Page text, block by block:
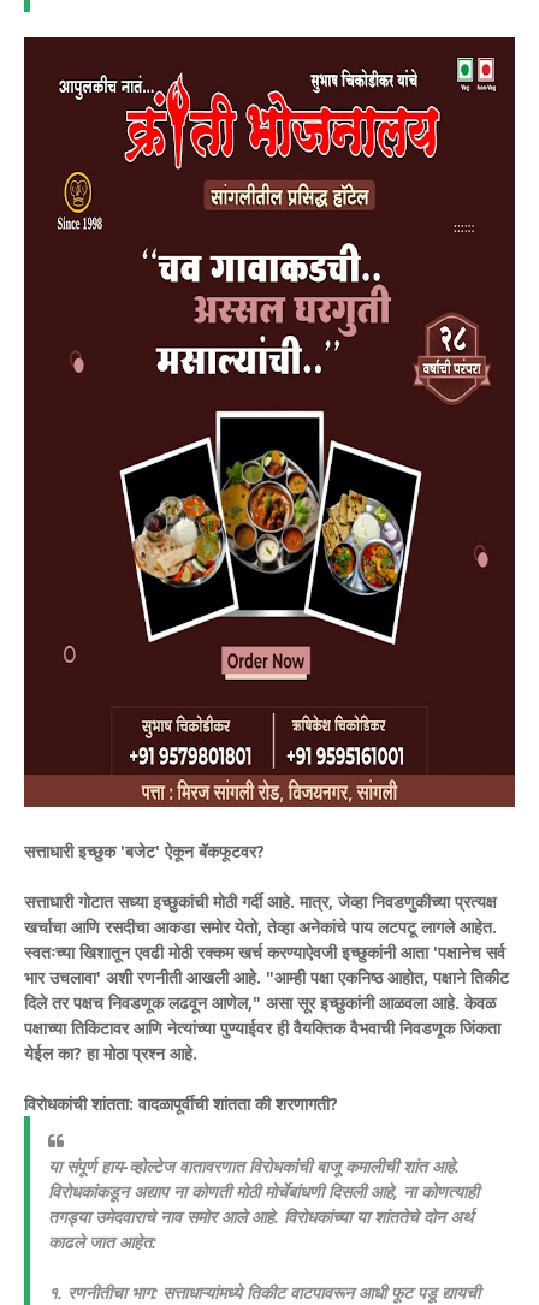
​सत्ताधारी इच्छुक 'बजेट' ऐकून बॅकफूटवर?
​सत्ताधारी गोटात सध्या इच्छुकांची मोठी गर्दी आहे. मात्र, जेव्हा निवडणुकीच्या प्रत्यक्ष
खर्चाचा आणि रसदीचा आकडा समोर येतो, तेव्हा अनेकांचे पाय लटपटू लागले आहेत.
स्वतःच्या खिशातून एवढी मोठी रक्कम खर्च करण्याऐवजी इच्छुकांनी आता 'पक्षानेच सर्व
भार उचलावा' अशी रणनीती आखली आहे. "आम्ही पक्षा एकनिष्ठ आहोत, पक्षाने तिकीट
दिले तर पक्षच निवडणूक लढवून आणेल," असा सूर इच्छुकांनी आळवला आहे. केवळ
पक्षाच्या तिकिटावर आणि नेत्यांच्या पुण्याईवर ही वैयक्तिक वैभवाची निवडणूक जिंकता
येईल का? हा मोठा प्रश्न आहे.
​विरोधकांची शांतता: वादळापूर्वीची शांतता की शरणागती?
​या संपूर्ण हाय-व्होल्टेज वातावरणात विरोधकांची बाजू कमालीची शांत आहे.
विरोधकांकडून अद्याप ना कोणती मोठी मोर्चेबांधणी दिसली आहे, ना कोणत्याही
तगड्या उमेदवाराचे नाव समोर आले आहे. विरोधकांच्या या शांततेचे दोन अर्थ
काढले जात आहेत:
१. रणनीतीचा भाग: सत्ताधाऱ्यांमध्ये तिकीट वाटपावरून आधी फूट पडू द्यायची